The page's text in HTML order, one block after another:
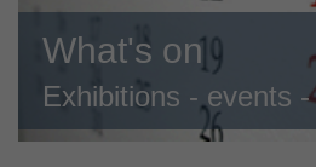
What's on
Exhibitions - events